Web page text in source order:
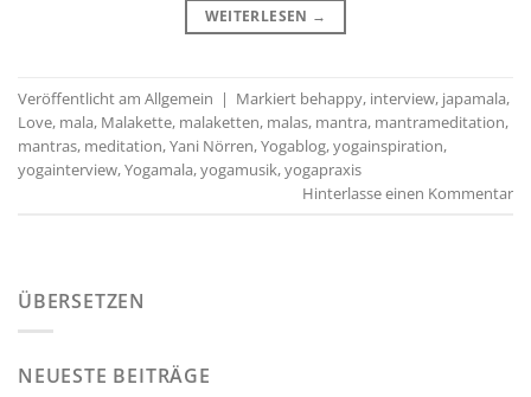
WEITERLESEN →
Veröffentlicht am Allgemein | Markiert behappy, interview, japamala,
Love, mala, Malakette, malaketten, malas, mantra, mantrameditation,
mantras, meditation,Yani Nörren,Yogablog,yogainspiration,
yogainterview,Yogamala,yogamusik,yogapraxis
Hinterlasse einen Kommentar
ÜBERSETZEN
NEUESTE BEITRÄGE